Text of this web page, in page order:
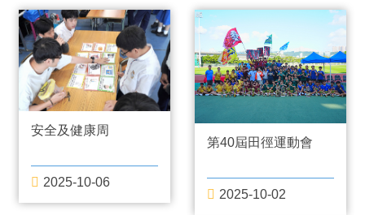
安全及健康周
2025-10-06
第40屆田徑運動會
2025-10-02